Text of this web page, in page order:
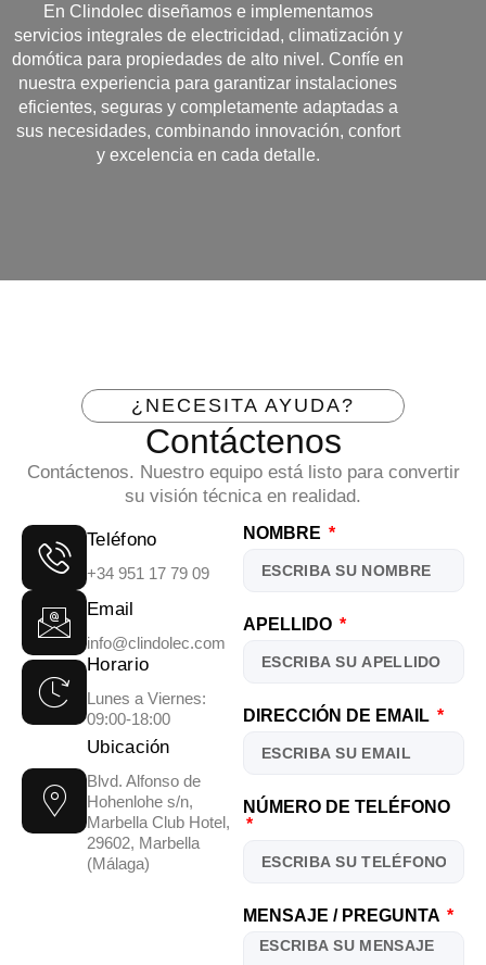
En Clindolec diseñamos e implementamos
servicios integrales de electricidad, climatización y
domótica para propiedades de alto nivel. Confíe en
nuestra experiencia para garantizar instalaciones
eficientes, seguras y completamente adaptadas a
sus necesidades, combinando innovación, confort
y excelencia en cada detalle.
¿NECESITA AYUDA?
Contáctenos
Contáctenos. Nuestro equipo está listo para convertir
su visión técnica en realidad.
Teléfono
+34 951 17 79 09
Email
info@clindolec.com
Horario
Lunes a Viernes:
09:00-18:00
Ubicación
Blvd. Alfonso de
Hohenlohe s/n,
Marbella Club Hotel,
29602, Marbella
(Málaga)
NOMBRE
APELLIDO
DIRECCIÓN DE EMAIL
NÚMERO DE TELÉFONO
MENSAJE / PREGUNTA